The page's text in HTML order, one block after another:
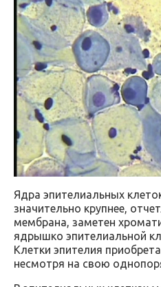
Ядра эпителиальных
значительно крупнее,
мембрана, заметен
ядрышко эпителиальной
Клетки эпителия
несмотря на свою